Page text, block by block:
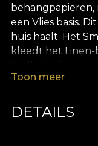
een Vlies basis.
huis haalt. Het
kleedt het Linen-
ons uit het
de
Toon meer
DETAILS